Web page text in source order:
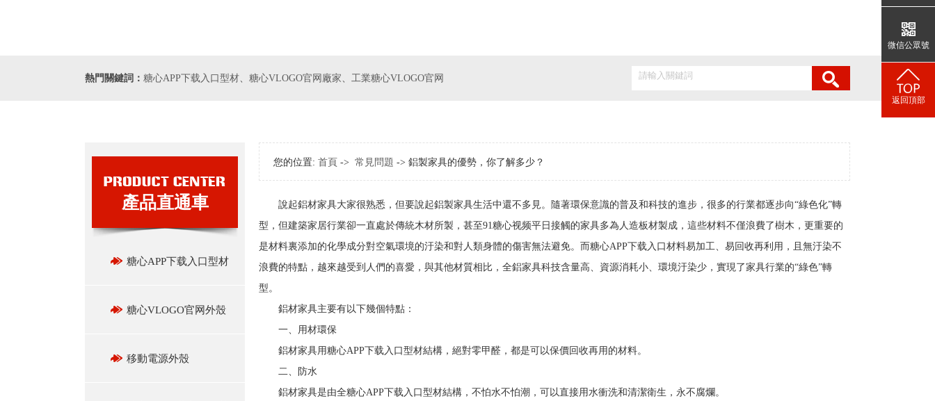
熱門關鍵詞： 糖心APP下载入口型材、 糖心VLOGO官网廠家、 工業糖心VLOGO官网
產品直通車
糖心APP下载入口型材
糖心VLOGO官网外殼
移動電源外殼
您的位置: 首頁 -> 常見問題 -> 鋁製家具的優勢，你了解多少？
說起鋁材家具大家很熟悉，但要說起鋁製家具生活中還不多見。隨著環保意識的普及和科技的進步，很多的行業都逐步向“綠色化”轉
型，但建築家居行業卻一直處於傳統木材所製，甚至91糖心视频平日接觸的家具多為人造板材製成，這些材料不僅浪費了樹木，更重要的
是材料裏添加的化學成分對空氣環境的汙染和對人類身體的傷害無法避免。而糖心APP下载入口材料易加工、易回收再利用，且無汙染不
浪費的特點，越來越受到人們的喜愛，與其他材質相比，全鋁家具科技含量高、資源消耗小、環境汙染少，實現了家具行業的“綠色”轉
型。
鋁材家具主要有以下幾個特點：
一、用材環保
鋁材家具用糖心APP下载入口型材結構，絕對零甲醛，都是可以保價回收再用的材料。
二、防水
鋁材家具是由全糖心APP下载入口型材結構，不怕水不怕潮，可以直接用水衝洗和清潔衛生，永不腐爛。
微信公眾號
返回頂部